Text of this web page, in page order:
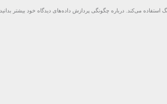
استفاده می‌کند. درباره چگونگی پردازش داده‌های دیدگاه خود بیشتر بدانید.